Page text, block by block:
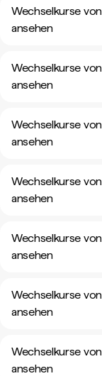
Wechselkurse
ansehen
Wechselkurse
ansehen
Wechselkurse
ansehen
Wechselkurse
ansehen
Wechselkurse
ansehen
Wechselkurse
ansehen
Wechselkurse
ansehen